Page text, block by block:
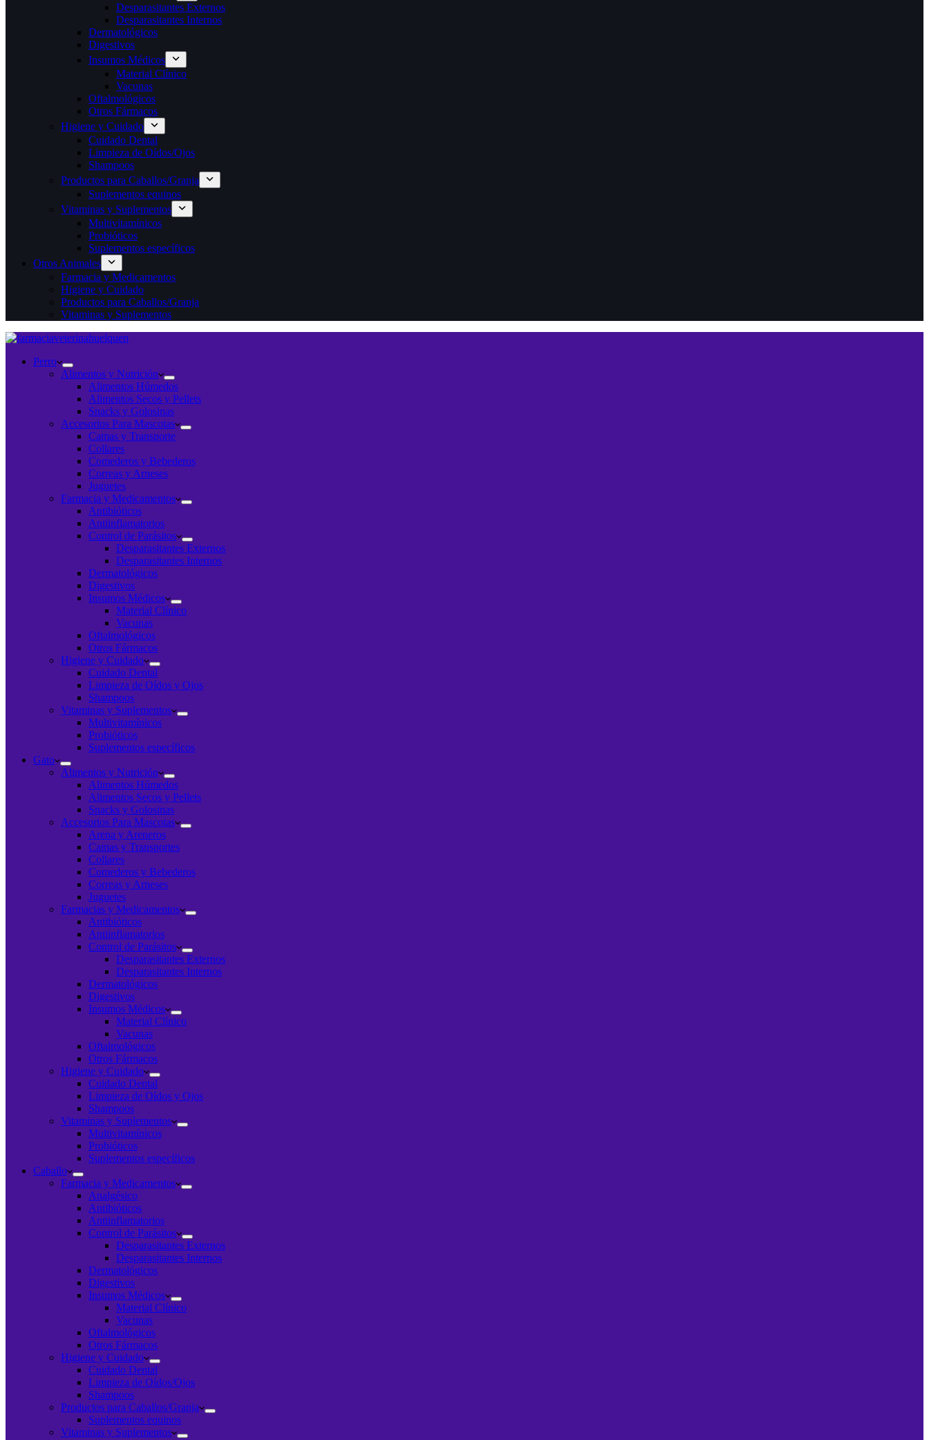
Desparasitantes Externos
Desparasitantes Internos
Dermatológicos
Digestivos
Insumos Médicos
Material Clínico
Vacunas
Oftalmológicos
Otros Fármacos
Higiene y Cuidado
Cuidado Dental
Limpieza de Oídos/Ojos
Shampoos
Productos para Caballos/Granja
Suplementos equinos
Vitaminas y Suplementos
Multivitamínicos
Probióticos
Suplementos específicos
Otros Animales
Farmacia y Medicamentos
Higiene y Cuidado
Productos para Caballos/Granja
Vitaminas y Suplementos
Perro
Alimentos y Nutrición
Alimentos Húmedos
Alimentos Secos y Pellets
Snacks y Golosinas
Accesorios Para Mascotas
Camas y Transporte
Collares
Comederos y Bebederos
Correas y Arneses
Juguetes
Farmacia y Medicamentos
Antibióticos
Antiinflamatorios
Control de Parásitos
Desparasitantes Externos
Desparasitantes Internos
Dermatológicos
Digestivos
Insumos Médicos
Material Clínico
Vacunas
Oftalmológicos
Otros Fármacos
Higiene y Cuidado
Cuidado Dental
Limpieza de Oídos y Ojos
Shampoos
Vitaminas y Suplementos
Multivitamínicos
Probióticos
Suplementos específicos
Gato
Alimentos y Nutrición
Alimentos Húmedos
Alimentos Secos y Pellets
Snacks y Golosinas
Accesorios Para Mascotas
Arena y Areneros
Camas y Transportes
Collares
Comederos y Bebederos
Correas y Arneses
Juguetes
Farmacias y Medicamentos
Antibióticos
Antiinflamatorios
Control de Parásitos
Desparasitantes Externos
Desparasitantes Internos
Dermatológicos
Digestivos
Insumos Médicos
Material Clínico
Vacunas
Oftalmológicos
Otros Fármacos
Higiene y Cuidado
Cuidado Dental
Limpieza de Oídos y Ojos
Shampoos
Vitaminas y Suplementos
Multivitamínicos
Probióticos
Suplementos específicos
Caballo
Farmacia y Medicamentos
Analgésico
Antibióticos
Antiinflamatorios
Control de Parásitos
Desparasitantes Externos
Desparasitantes Internos
Dermatológicos
Digestivos
Insumos Médicos
Material Clínico
Vacunas
Oftalmológicos
Otros Fármacos
Higiene y Cuidado
Cuidado Dental
Limpieza de Oídos/Ojos
Shampoos
Productos para Caballos/Granja
Suplementos equinos
Vitaminas y Suplementos